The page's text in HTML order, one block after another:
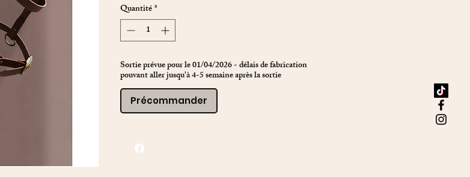
Quantité*
Sortie prévue pour le 01/04/2026 - délais de fabrication
pouvant aller jusqu'à 4-5 semaine après la sortie
Précommander